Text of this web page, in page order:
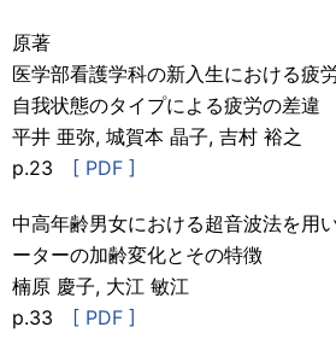
原著
医学部看護学科の新入生における疲
自我状態のタイプによる疲労の差違
平井 亜弥, 城賀本 晶子, 吉村 裕之
p.23
[ PDF ]
中高年齢男女における超音波法を用
ーターの加齢変化とその特徴
楠原 慶子, 大江 敏江
p.33
[ PDF ]